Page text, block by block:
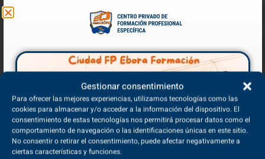
Gestionar consentimiento
Para ofrecer las mejores experiencias, utilizamos tecnologías como las
cookies para almacenar y/o acceder a la información del dispositivo. El
consentimiento de estas tecnologías nos permitirá procesar datos como el
comportamiento de navegación o las identificaciones únicas en este sitio.
No consentir o retirar el consentimiento, puede afectar negativamente a
ciertas características y funciones.